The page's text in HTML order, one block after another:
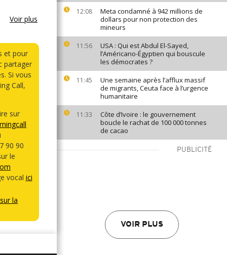
12:08
Meta condamné à 942 millions de
dollars pour non protection des
mineurs
11:56
USA : Qui est Abdul El-Sayed,
l’Américano-Égyptien qui bouscule
les démocrates ?
11:45
Une semaine après l’afflux massif
de migrants, Ceuta face à l’urgence
humanitaire
11:33
Côte d’Ivoire : le gouvernement
boucle le rachat de 100 000 tonnes
de cacao
PUBLICITÉ
VOIR PLUS
Voir plus
et pour
partager
Si vous
Call,
sur
90 90
le
vocal ici
la